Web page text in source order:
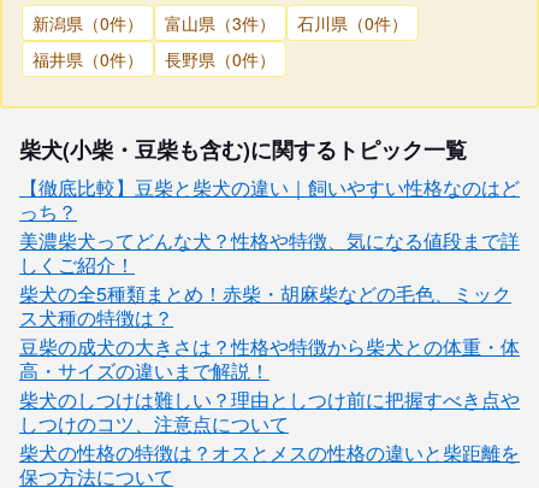
新潟県（0件）
富山県（3件）
石川県（0件）
福井県（0件）
長野県（0件）
柴犬(小柴・豆柴も含む)に関するトピック一覧
【徹底比較】豆柴と柴犬の違い｜飼いやすい性格なのはど
っち？
美濃柴犬ってどんな犬？性格や特徴、気になる値段まで詳
しくご紹介！
柴犬の全5種類まとめ！赤柴・胡麻柴などの毛色、ミック
ス犬種の特徴は？
豆柴の成犬の大きさは？性格や特徴から柴犬との体重・体
高・サイズの違いまで解説！
柴犬のしつけは難しい？理由としつけ前に把握すべき点や
しつけのコツ、注意点について
柴犬の性格の特徴は？オスとメスの性格の違いと柴距離を
保つ方法について